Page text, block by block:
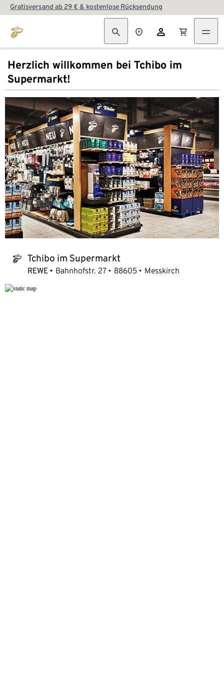
Gratisversand ab 29 € & kostenlose Rücksendung
Herzlich willkommen bei Tchibo im
Supermarkt!
tchibo_logo Tchibo im Supermarkt
REWE Bahnhofstr. 27 88605 Messkirch